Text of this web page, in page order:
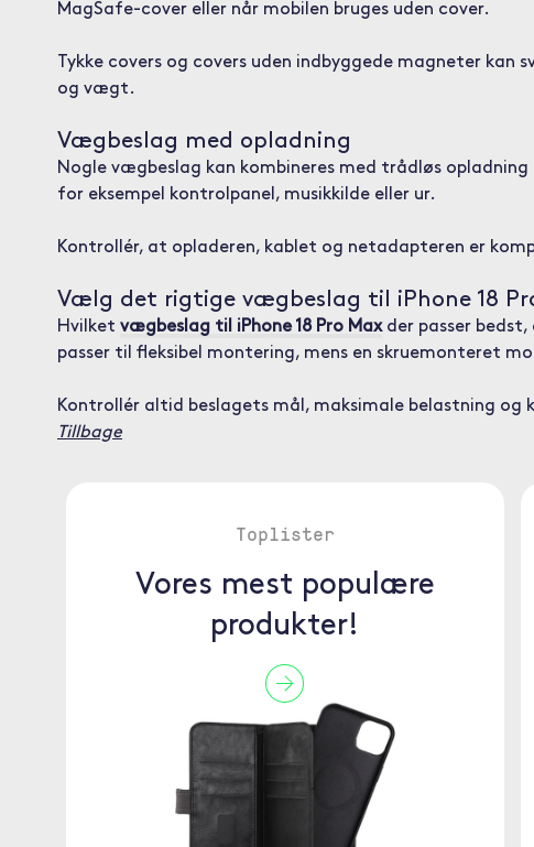
MagSafe-cover eller når mobilen bruges uden cover.
Tykke covers og covers uden indbyggede magneter
og vægt.
Vægbeslag med opladning
Nogle vægbeslag kan kombineres med trådløs
for eksempel kontrolpanel, musikkilde eller ur.
Kontrollér, at opladeren, kablet og netadapteren er
Vælg det rigtige vægbeslag til iPhone 18
Hvilket vægbeslag til iPhone 18 Pro Maxder passer
passer til fleksibel montering, mens en skruemonteret
Kontrollér altid beslagets mål, maksimale belastning
Tillbage
Toplister
Vores mest populære
produkter!